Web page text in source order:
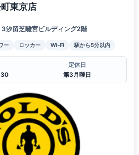
東京店
汐留芝離宮ビルディング2階
ー ロッカー Wi-Fi 駅から5分以内
定休日
第3月曜日